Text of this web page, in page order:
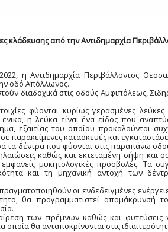
κλάδευσης από την Αντιδημαρχία
η Αντιδημαρχία Περιβάλλοντος
οδό Απόλλωνος.
διαδοχικά στις οδούς Αμφιπόλεως,
φύονται κυρίως γερασμένες
η λεύκα είναι ένα είδος που
εξαιτίας του οποίου προκαλούνται
παρακείμενες κατασκευές και
τα δέντρα που φύονται στις παραπάνω
καθώς και εκτεταμένη σήψη και
μυκητολογικές προσβολές. Τα
και τη μηχανική αντοχή των
οι ενδεδειγμένες
θα προγραμματιστεί απομάκρυνσή
των πρέμνων καθώς και φυτεύσεις
θα ανταποκρίνονται στις